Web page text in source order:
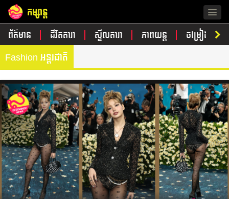
កម្សាន្ត
ព័ត៌មាន ជីវិតតារា ស្ទីលតារា ភាពយន្ត ចម្រៀង
Fashion អន្តរជាតិ